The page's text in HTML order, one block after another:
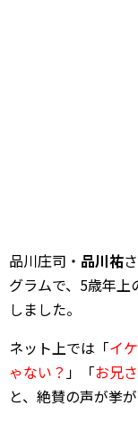
品川庄司・ 品川祐
グラムで、5歳年上
しました。
ネット上では「イ
ゃない？」「お兄
と、絶賛の声が挙が